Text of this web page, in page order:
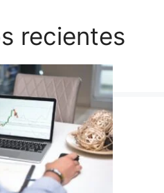
recientes